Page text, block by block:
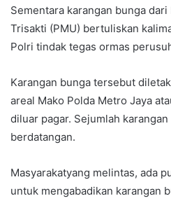
Sementara karangan bunga
Trisakti (PMU) bertuliskan
Polri tindak tegas ormas
Karangan bunga tersebut
areal Mako Polda Metro Jaya
diluar pagar. Sejumlah
berdatangan.
Masyarakatyang melintas, ada
untuk mengabadikan karangan